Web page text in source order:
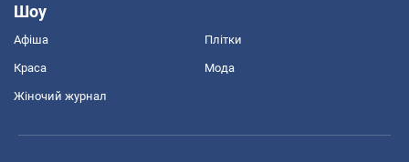
Шоу
Афіша Плітки
Краса Мода
Жіночий журнал